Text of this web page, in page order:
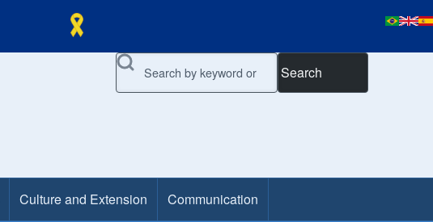
Search
Culture and Extension Communication